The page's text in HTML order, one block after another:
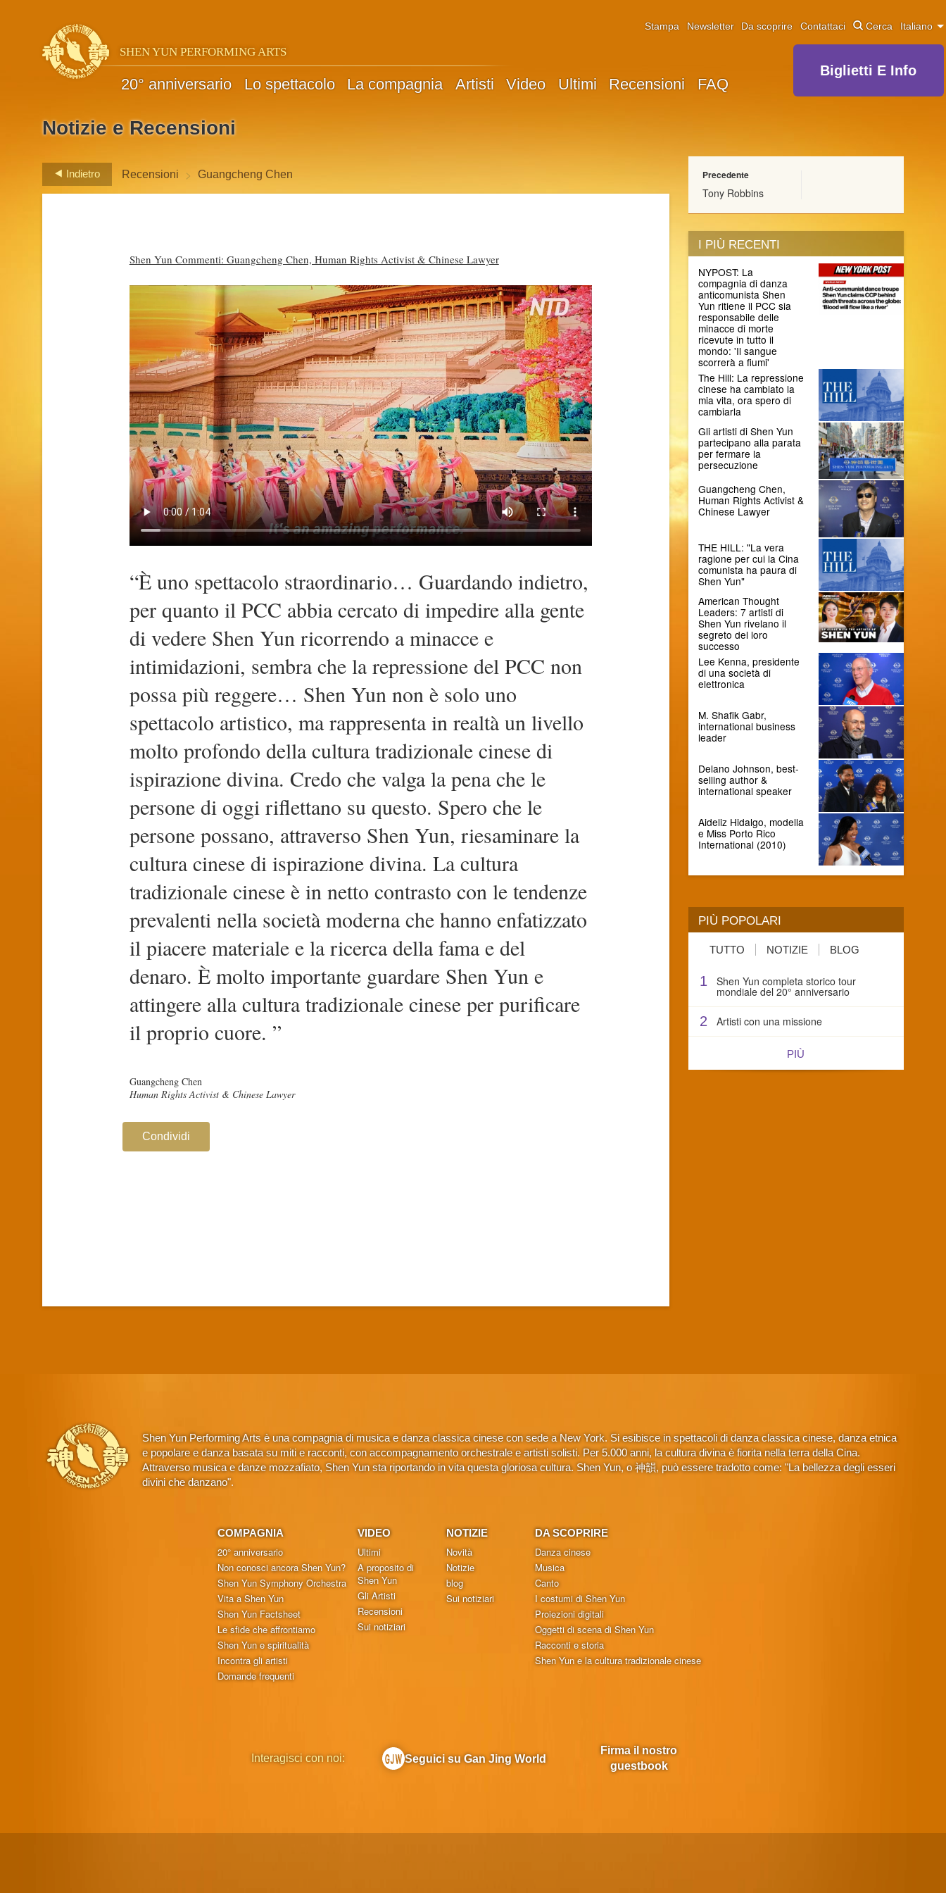
SHEN YUN PERFORMING ARTS
20° anniversario Lo spettacolo La compagnia Artisti Video Ultimi Recensioni FAQ
Stampa Newsletter Da scoprire Contattaci Cerca Italiano
Biglietti E Info
Notizie e Recensioni
Indietro Recensioni > Guangcheng Chen
Shen Yun Commenti: Guangcheng Chen, Human Rights Activist & Chinese Lawyer
“È uno spettacolo straordinario… Guardando indietro,
per quanto il PCC abbia cercato di impedire alla gente
di vedere Shen Yun ricorrendo a minacce e
intimidazioni, sembra che la repressione del PCC non
possa più reggere… Shen Yun non è solo uno
spettacolo artistico, ma rappresenta in realtà un livello
molto profondo della cultura tradizionale cinese di
ispirazione divina. Credo che valga la pena che le
persone di oggi riflettano su questo. Spero che le
persone possano, attraverso Shen Yun, riesaminare la
cultura cinese di ispirazione divina. La cultura
tradizionale cinese è in netto contrasto con le tendenze
prevalenti nella società moderna che hanno enfatizzato
il piacere materiale e la ricerca della fama e del
denaro. È molto importante guardare Shen Yun e
attingere alla cultura tradizionale cinese per purificare
il proprio cuore. ”
Guangcheng Chen
Human Rights Activist & Chinese Lawyer
Condividi
Precedente
Tony Robbins
I PIÙ RECENTI
NYPOST: La
compagnia di danza
anticomunista Shen
Yun ritiene il PCC sia
responsabile delle
minacce di morte
ricevute in tutto il
mondo: 'Il sangue
scorrerà a fiumi'
The Hill: La repressione
cinese ha cambiato la
mia vita, ora spero di
cambiarla
Gli artisti di Shen Yun
partecipano alla parata
per fermare la
persecuzione
Guangcheng Chen,
Human Rights Activist &
Chinese Lawyer
THE HILL: "La vera
ragione per cui la Cina
comunista ha paura di
Shen Yun"
American Thought
Leaders: 7 artisti di
Shen Yun rivelano il
segreto del loro
successo
Lee Kenna, presidente
di una società di
elettronica
M. Shafik Gabr,
international business
leader
Delano Johnson, best-
selling author &
international speaker
Aideliz Hidalgo, modella
e Miss Porto Rico
International (2010)
PIÙ POPOLARI
TUTTO NOTIZIE BLOG
1 Shen Yun completa storico tour
mondiale del 20° anniversario
2 Artisti con una missione
PIÙ
Shen Yun Performing Arts è una compagnia di musica e danza classica cinese con sede a New York. Si esibisce in spettacoli di danza classica cinese, danza etnica
e popolare e danza basata su miti e racconti, con accompagnamento orchestrale e artisti solisti. Per 5.000 anni, la cultura divina è fiorita nella terra della Cina.
Attraverso musica e danze mozzafiato, Shen Yun sta riportando in vita questa gloriosa cultura. Shen Yun, o 神韻, può essere tradotto come: "La bellezza degli esseri
divini che danzano".
COMPAGNIA
20° anniversario
Non conosci ancora Shen Yun?
Shen Yun Symphony Orchestra
Vita a Shen Yun
Shen Yun Factsheet
Le sfide che affrontiamo
Shen Yun e spiritualità
Incontra gli artisti
Domande frequenti
VIDEO
Ultimi
A proposito di
Shen Yun
Gli Artisti
Recensioni
Sui notiziari
NOTIZIE
Novità
Notizie
blog
Sui notiziari
DA SCOPRIRE
Danza cinese
Musica
Canto
I costumi di Shen Yun
Proiezioni digitali
Oggetti di scena di Shen Yun
Racconti e storia
Shen Yun e la cultura tradizionale cinese
Interagisci con noi: Seguici su Gan Jing World
Firma il nostro
guestbook